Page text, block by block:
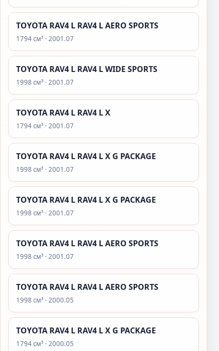
TOYOTA RAV4 L RAV4 L AERO SPORTS
1794 см³ · 2001.07
TOYOTA RAV4 L RAV4 L WIDE SPORTS
1998 см³ · 2001.07
TOYOTA RAV4 L RAV4 L X
1794 см³ · 2001.07
TOYOTA RAV4 L RAV4 L X G PACKAGE
1998 см³ · 2001.07
TOYOTA RAV4 L RAV4 L X G PACKAGE
1998 см³ · 2001.07
TOYOTA RAV4 L RAV4 L AERO SPORTS
1998 см³ · 2001.07
TOYOTA RAV4 L RAV4 L AERO SPORTS
1998 см³ · 2000.05
TOYOTA RAV4 L RAV4 L X G PACKAGE
1794 см³ · 2000.05